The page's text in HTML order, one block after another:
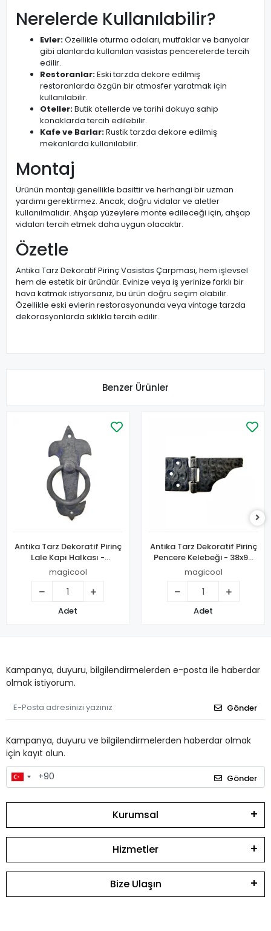
Nerelerde Kullanılabilir?
Evler:Özellikle oturma odaları, mutfaklar ve banyolar
gibi alanlarda kullanılan vasistas pencerelerde tercih
edilir.
Restoranlar:Eski tarzda dekore edilmiş
restoranlarda özgün bir atmosfer yaratmak için
kullanılabilir.
Oteller:Butik otellerde ve tarihi dokuya sahip
konaklarda tercih edilebilir.
Kafe ve Barlar:Rustik tarzda dekore edilmiş
mekanlarda kullanılabilir.
Montaj
Ürünün montajı genellikle basittir ve herhangi bir uzman
yardımı gerektirmez. Ancak, doğru vidalar ve aletler
kullanılmalıdır. Ahşap yüzeylere monte edileceği için, ahşap
vidaları tercih etmek daha uygun olacaktır.
Özetle
Antika Tarz Dekoratif Pirinç Vasistas Çarpması, hem işlevsel
hem de estetik bir üründür. Evinize veya iş yerinize farklı bir
hava katmak istiyorsanız, bu ürün doğru seçim olabilir.
Özellikle eski evlerin restorasyonunda veya vintage tarzda
dekorasyonlarda sıklıkla tercih edilir.
Benzer Ürünler
Antika Tarz Dekoratif Pirinç
Lale Kapı Halkası -
165x70mm, Oksit
magicool
Adet
Antika Tarz Dekoratif Pirinç
Pencere Kelebeği - 38x90
Mm, Oksit
magicool
Adet
Kampanya, duyuru, bilgilendirmelerden e-posta ile haberdar
olmak istiyorum.
Gönder
Kampanya, duyuru ve bilgilendirmelerden haberdar olmak
için kayıt olun.
Gönder
Kurumsal
Hizmetler
Bize Ulaşın